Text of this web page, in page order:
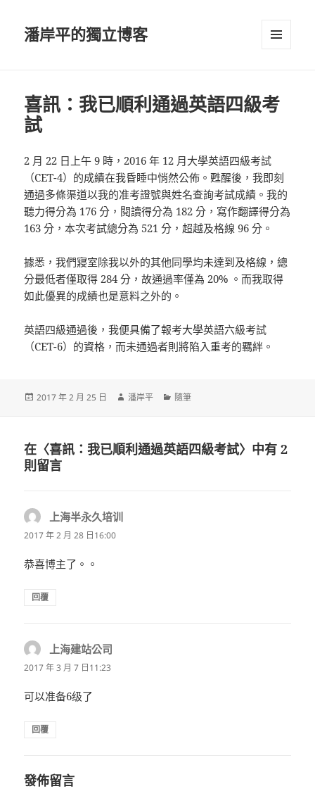
潘岸平的獨立博客
喜訊：我已順利通過英語四級考
試
2 月 22 日上午 9 時，2016 年 12 月大學英語四級考試
（CET-4）的成績在我昏睡中悄然公佈。甦醒後，我即刻
通過多條渠道以我的准考證號與姓名查詢考試成績。我的
聽力得分為 176 分，閱讀得分為 182 分，寫作翻譯得分為
163 分，本次考試總分為 521 分，超越及格線 96 分。
據悉，我們寢室除我以外的其他同學均未達到及格線，總
分最低者僅取得 284 分，故通過率僅為 20% 。而我取得
如此優異的成績也是意料之外的。
英語四級通過後，我便具備了報考大學英語六級考試
（CET-6）的資格，而未通過者則將陷入重考的羈絆。
發
2017 年 2 月 25 日
作
潘岸平
分
隨筆
在〈喜訊：我已順利通過英語四級考試〉中有 2
則留言
上海半永久培训
2017 年 2 月 28 日16:00
恭喜博主了。。
回覆
上海建站公司
2017 年 3 月 7 日11:23
可以准备6级了
回覆
發佈留言